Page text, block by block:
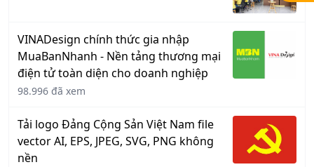
VINADesign chính thức gia nhập
MuaBanNhanh - Nền tảng thương mại
điện tử toàn diện cho doanh nghiệp
98.996 đã xem
Tải logo Đảng Cộng Sản Việt Nam file
vector AI, EPS, JPEG, SVG, PNG không
nền